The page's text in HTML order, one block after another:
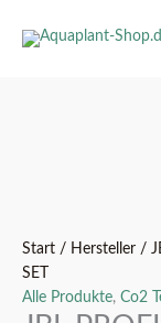
Start / Hersteller /
SET
Alle Produkte, Co2
BIO
SET
Menge